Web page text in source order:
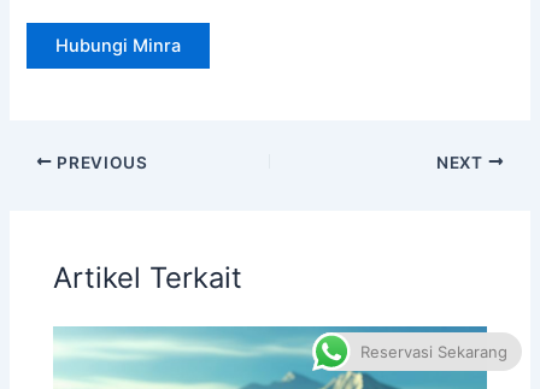
Hubungi Minra
PREVIOUS NEXT
Artikel Terkait
Reservasi Sekarang